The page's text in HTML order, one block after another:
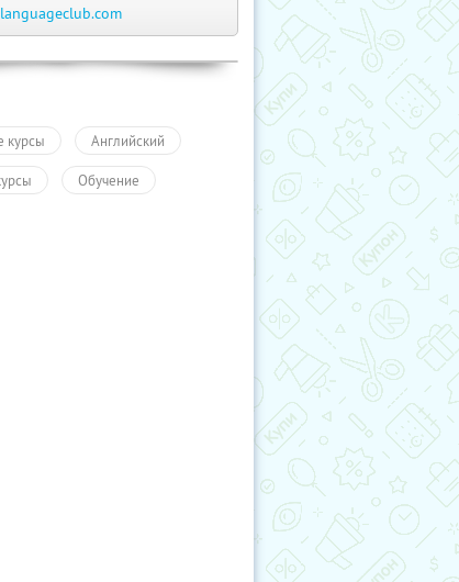
курсы Английский
Обучение